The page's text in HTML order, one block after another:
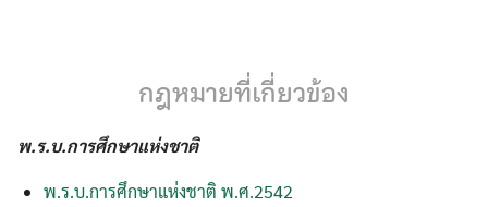
กฎหมายที่เกี่ยวข้อง
พ.ร.บ.การศึกษาแห่งชาติ
พ.ร.บ.การศึกษาแห่งชาติ พ.ศ.2542